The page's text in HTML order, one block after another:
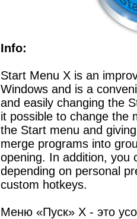
Info:
Start Menu X is an
Windows and is a
and easily changing the
it possible to change the
the Start menu and
merge programs into
opening. In addition, you
depending on personal
custom hotkeys.
Меню «Пуск» X - это